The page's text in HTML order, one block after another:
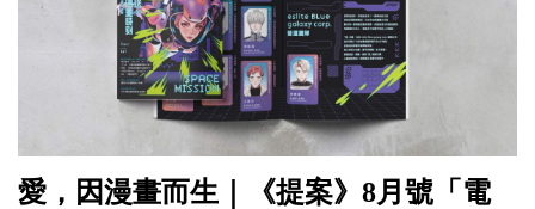
愛，因漫畫而生｜《提案》8月號「電